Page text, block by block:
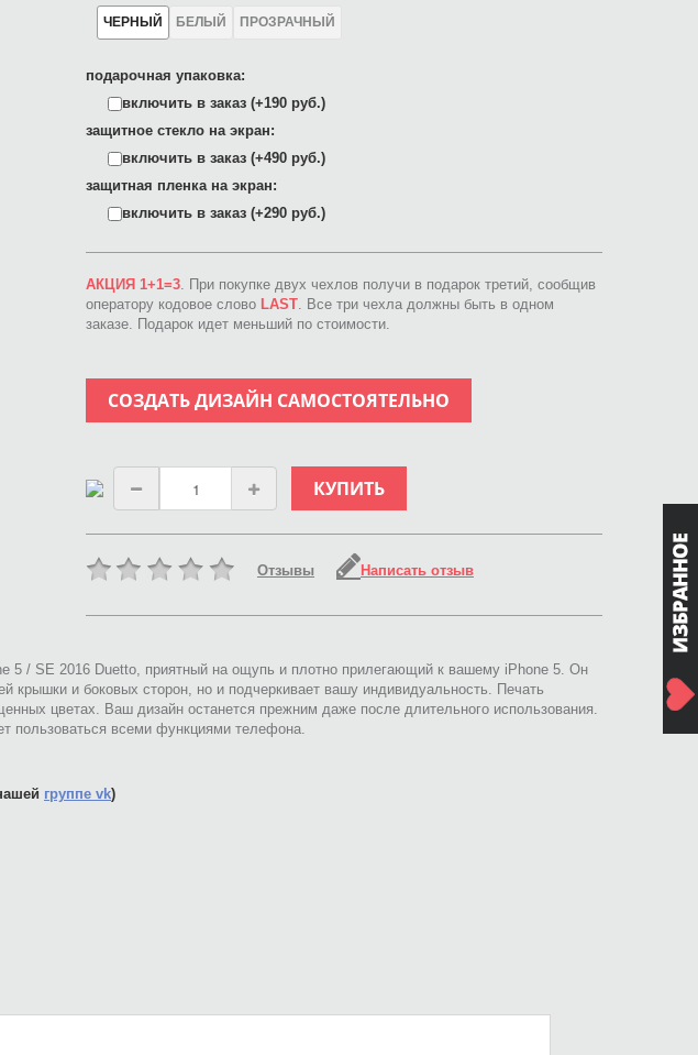
ЧЕРНЫЙ БЕЛЫЙ ПРОЗРАЧНЫЙ
подарочная упаковка:
включить в заказ (+190 руб.)
защитное стекло на экран:
включить в заказ (+490 руб.)
защитная пленка на экран:
включить в заказ (+290 руб.)
АКЦИЯ 1+1=3. При покупке двух чехлов получи в подарок третий, сообщив
оператору кодовое слово LAST. Все три чехла должны быть в одном
заказе. Подарок идет меньший по стоимости.
СОЗДАТЬ ДИЗАЙН САМОСТОЯТЕЛЬНО
КУПИТЬ
Отзывы Написать отзыв
5 / SE 2016 Duetto, приятный на ощупь и плотно прилегающий к вашему iPhone 5. Он
крышки и боковых сторон, но и подчеркивает вашу индивидуальность. Печать
цветах. Ваш дизайн останется прежним даже после длительного использования.
пользоваться всеми функциями телефона.
группе vk)